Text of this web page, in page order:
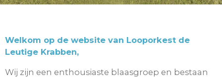
Welkom op de website van Looporkest de
Leutige Krabben,
Wij zijn een enthousiaste blaasgroep en bestaan